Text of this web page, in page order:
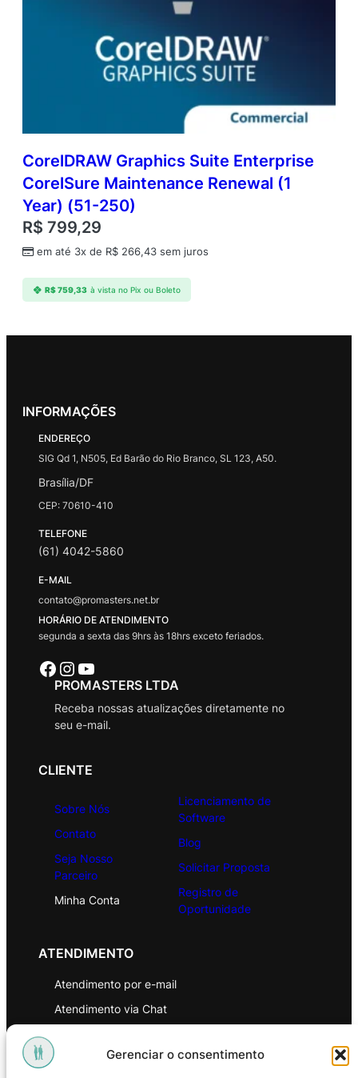
Gerenciar o consentimento
CorelDRAW Graphics Suite Enterprise
CorelSure Maintenance Renewal (1
Year) (51-250)
R$ 799,29
em até 3x de R$ 266,43 sem juros
R$759,33 à vista no Pix ou Boleto
INFORMAÇÕES
ENDEREÇO
SIG Qd 1, N505, Ed Barão do Rio Branco, SL 123, A50.
Brasília/DF
CEP: 70610-410
TELEFONE
(61) 4042-5860
E-MAIL
contato@promasters.net.br
HORÁRIO DE ATENDIMENTO
segunda a sexta das 9hrs às 18hrs exceto feriados.
Facebook Instagram Youtube
PROMASTERS LTDA
Receba nossas atualizações diretamente no
seu e-mail.
CLIENTE
Sobre Nós
Contato
Seja Nosso
Parceiro
Minha Conta
Licenciamento de
Software
Blog
Solicitar Proposta
Registro de
Oportunidade
ATENDIMENTO
Atendimento por e-mail
Atendimento via Chat